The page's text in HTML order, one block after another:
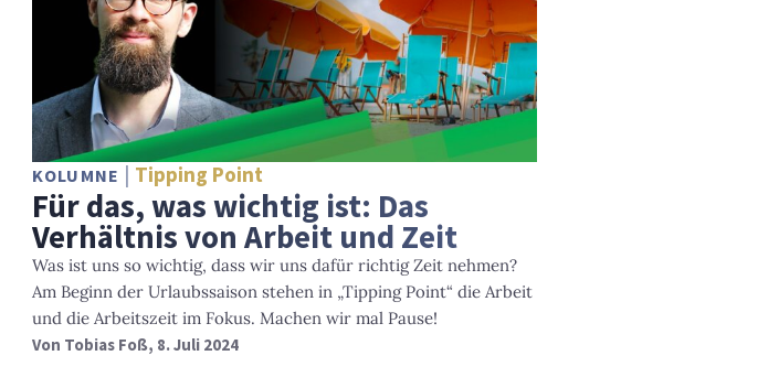
KOLUMNE Tipping Point
Für das, was wichtig ist: Das
Verhältnis von Arbeit und Zeit
Was ist uns so wichtig, dass wir uns dafür richtig Zeit nehmen?
Am Beginn der Urlaubssaison stehen in „Tipping Point“ die Arbeit
und die Arbeitszeit im Fokus. Machen wir mal Pause!
Von Tobias Foß, 8. Juli 2024